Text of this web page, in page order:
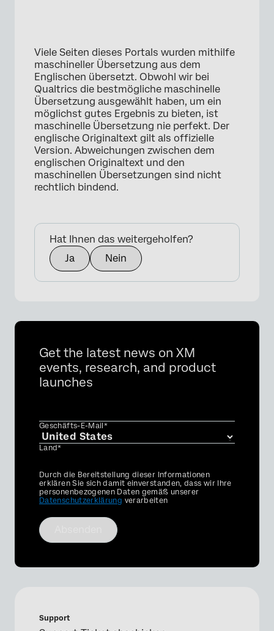
×
Viele Seiten dieses Portals wurden mithilfe
maschineller Übersetzung aus dem
Englischen übersetzt. Obwohl wir bei
Qualtrics die bestmögliche maschinelle
Übersetzung ausgewählt haben, um ein
möglichst gutes Ergebnis zu bieten, ist
maschinelle Übersetzung nie perfekt. Der
englische Originaltext gilt als offizielle
Version. Abweichungen zwischen dem
englischen Originaltext und den
maschinellen Übersetzungen sind nicht
rechtlich bindend.
Hat Ihnen das weitergeholfen?
Ja
Nein
Get the latest news on XM
events, research, and product
launches
Geschäfts-E-Mail*
Land*
Privacy
Optin
Durch die Bereitstellung dieser Informationen
erklären Sie sich damit einverstanden, dass wir Ihre
personenbezogenen Daten gemäß unserer
Datenschutzerklärung verarbeiten
Support